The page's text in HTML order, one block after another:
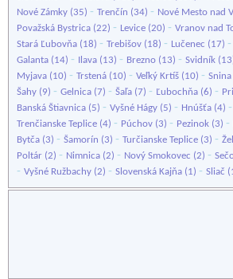
Nové Zámky (35) - Trenčín (34) - Nové Mesto nad
Považská Bystrica (22) - Levice (20) - Vranov nad
Stará Ľubovňa (18) - Trebišov (18) - Lučenec (17) -
Galanta (14) - Ilava (13) - Brezno (13) - Svidník
Myjava (10) - Trstená (10) - Veľký Krtíš (10) - Snina
Šahy (9) - Gelnica (7) - Šaľa (7) - Ľubochňa (6) -
Banská Štiavnica (5) - Vyšné Hágy (5) - Hnúšťa (4) -
Trenčianske Teplice (4) - Púchov (3) - Pezinok (3) -
Bytča (3) - Šamorín (3) - Turčianske Teplice (3) -
Poltár (2) - Nimnica (2) - Nový Smokovec (2) -
- Vyšné Ružbachy (2) - Slovenská Kajňa (1) - Sliač